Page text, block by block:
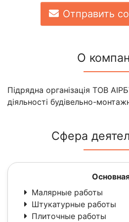
Отправить
О
Підрядна організація ТОВ
діяльності будівельно-
Сфера
Малярные работы
Штукатурные работы
Плиточные работы